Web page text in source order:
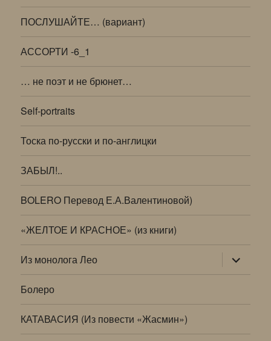
ПОСЛУШАЙТЕ… (вариант)
АССОРТИ -6_1
… не поэт и не брюнет…
Self-portraits
Тоска по-русски и по-англицки
ЗАБЫЛ!..
BOLERO Перевод Е.А.Валентиновой)
«ЖЕЛТОЕ И КРАСНОЕ» (из книги)
Из монолога Лео раскрыть
дочернее
меню
Болеро
КАТАВАСИЯ (Из повести «Жасмин»)